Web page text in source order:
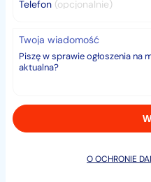
leasingowych i instytucji
Na wszystkie pojazdy
23%.
Posiadamy ponad 25 lat
na atrakcyjnych
Telefon (opcjonalnie)
Twoja wiadomość
O OCHRONIE